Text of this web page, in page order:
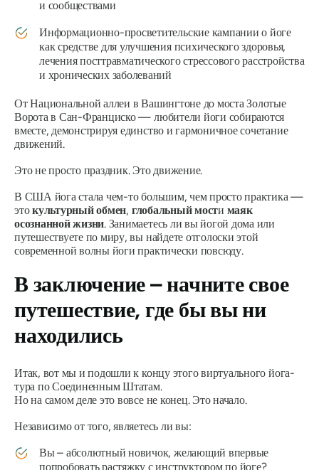
и сообществами
Информационно-просветительские кампании о йоге
как средстве для улучшения психического здоровья,
лечения посттравматического стрессового расстройства
и хронических заболеваний
От Национальной аллеи в Вашингтоне до моста Золотые
Ворота в Сан-Франциско — любители йоги собираются
вместе, демонстрируя единство и гармоничное сочетание
движений.
Это не просто праздник. Это движение.
В США йога стала чем-то большим, чем просто практика —
этокультурный обмен, глобальный мости маяк
осознанной жизни. Занимаетесь ли вы йогой дома или
путешествуете по миру, вы найдете отголоски этой
современной волны йоги практически повсюду.
В заключение – начните свое
путешествие, где бы вы ни
находились
Итак, вот мы и подошли к концу этого виртуального йога-
тура по Соединенным Штатам.
Но на самом деле это вовсе не конец. Это начало.
Независимо от того, являетесь ли вы:
Вы – абсолютный новичок, желающий впервые
попробовать растяжку с инструктором по йоге?